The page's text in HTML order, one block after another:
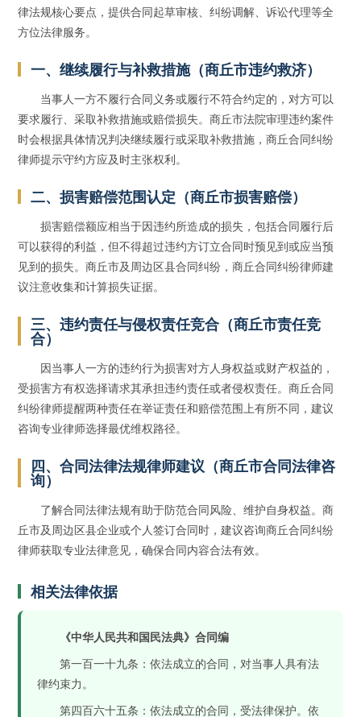
律法规核心要点，提供合同起草审核、纠纷调解、诉讼代理等全
方位法律服务。
一、继续履行与补救措施（商丘市违约救济）
当事人一方不履行合同义务或履行不符合约定的，对方可以
要求履行、采取补救措施或赔偿损失。商丘市法院审理违约案件
时会根据具体情况判决继续履行或采取补救措施，商丘合同纠纷
律师提示守约方应及时主张权利。
二、损害赔偿范围认定（商丘市损害赔偿）
损害赔偿额应相当于因违约所造成的损失，包括合同履行后
可以获得的利益，但不得超过违约方订立合同时预见到或应当预
见到的损失。商丘市及周边区县合同纠纷，商丘合同纠纷律师建
议注意收集和计算损失证据。
三、违约责任与侵权责任竞合（商丘市责任竞
合）
因当事人一方的违约行为损害对方人身权益或财产权益的，
受损害方有权选择请求其承担违约责任或者侵权责任。商丘合同
纠纷律师提醒两种责任在举证责任和赔偿范围上有所不同，建议
咨询专业律师选择最优维权路径。
四、合同法律法规律师建议（商丘市合同法律咨
询）
了解合同法律法规有助于防范合同风险、维护自身权益。商
丘市及周边区县企业或个人签订合同时，建议咨询商丘合同纠纷
律师获取专业法律意见，确保合同内容合法有效。
相关法律依据
《中华人民共和国民法典》合同编
第一百一十九条：依法成立的合同，对当事人具有法
律约束力。
第四百六十五条：依法成立的合同，受法律保护。依